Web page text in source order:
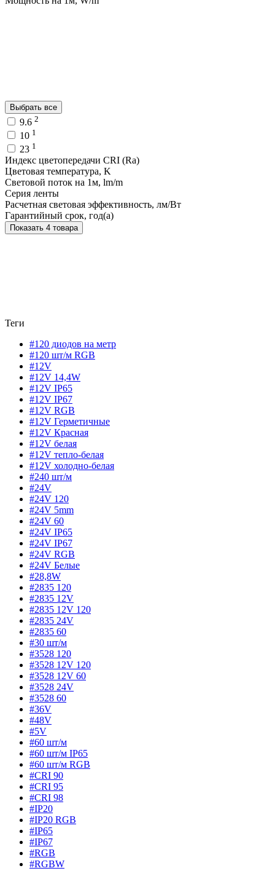
Выбрать все
9.6 2
10 1
23 1
Индекс цветопередачи CRI (Ra)
Цветовая температура, K
Световой поток на 1м, lm/m
Серия ленты
Расчетная световая эффективность, лм/Вт
Гарантийный срок, год(а)
Показать 4 товара
Теги
#120 диодов на метр
#120 шт/м RGB
#12V
#12V 14,4W
#12V IP65
#12V IP67
#12V RGB
#12V Герметичные
#12V Красная
#12V белая
#12V тепло-белая
#12V холодно-белая
#240 шт/м
#24V
#24V 120
#24V 5mm
#24V 60
#24V IP65
#24V IP67
#24V RGB
#24V Белые
#28,8W
#2835 120
#2835 12V
#2835 12V 120
#2835 24V
#2835 60
#30 шт/м
#3528 120
#3528 12V 120
#3528 12V 60
#3528 24V
#3528 60
#36V
#48V
#5V
#60 шт/м
#60 шт/м IP65
#60 шт/м RGB
#CRI 90
#CRI 95
#CRI 98
#IP20
#IP20 RGB
#IP65
#IP67
#RGB
#RGBW